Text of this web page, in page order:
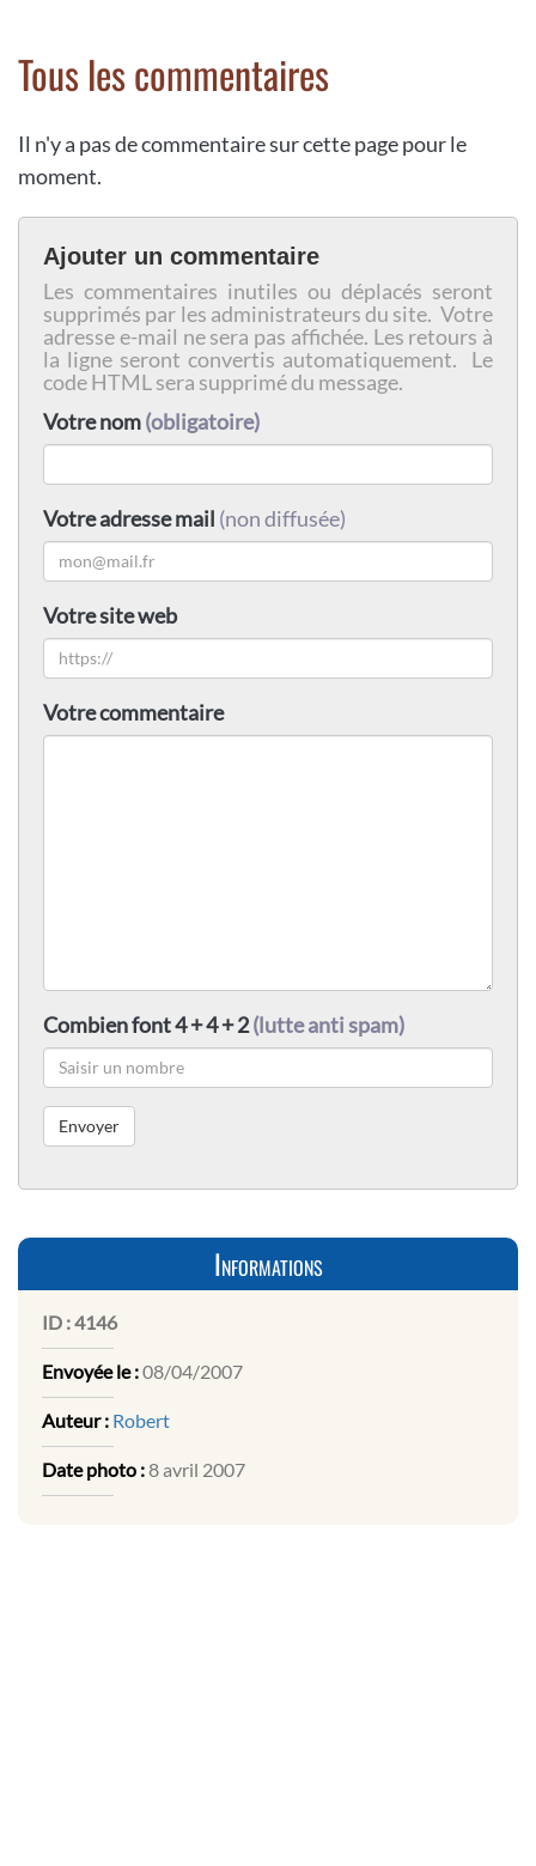
Tous les commentaires
Il n'y a pas de commentaire sur cette page pour le
moment.
Ajouter un commentaire
Les commentaires inutiles ou déplacés seront
supprimés par les administrateurs du site. Votre
adresse e-mail ne sera pas affichée. Les retours à
la ligne seront convertis automatiquement. Le
code HTML sera supprimé du message.
Votre nom(obligatoire)
Votre adresse mail (non diffusée)
Votre site web
Votre commentaire
Combien font 4 + 4 + 2(lutte anti spam)
Informations
ID :4146
Envoyée le :08/04/2007
Auteur : Robert
Date photo :8 avril 2007